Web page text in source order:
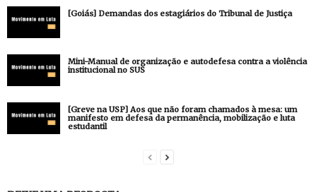
[Goiás] Demandas dos estagiários do Tribunal de Justiça
Mini-Manual de organização e autodefesa contra a violência
institucional no SUS
[Greve na USP] Aos que não foram chamados à mesa: um
manifesto em defesa da permanência, mobilização e luta
estudantil